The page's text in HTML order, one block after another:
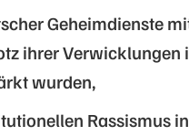
Geheimdienste
ihrer Verwicklungen
wurden,
Rassismus